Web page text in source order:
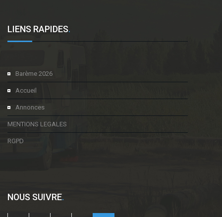
LIENS RAPIDES.
Barème 2026
Accueil
Annonces
MENTIONS LEGALES
RGPD
NOUS SUIVRE.